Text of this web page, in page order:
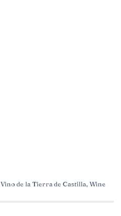
Vino de la Tierra de Castilla, Wine